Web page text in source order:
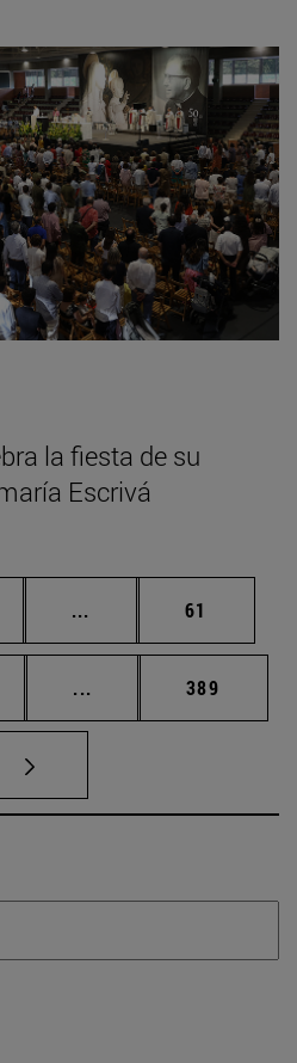
la fiesta de su
Escrivá
... Páginas intermedias
Página
61
... Páginas intermedias
Página
389